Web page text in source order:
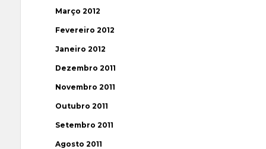
Março 2012
Fevereiro 2012
Janeiro 2012
Dezembro 2011
Novembro 2011
Outubro 2011
Setembro 2011
Agosto 2011